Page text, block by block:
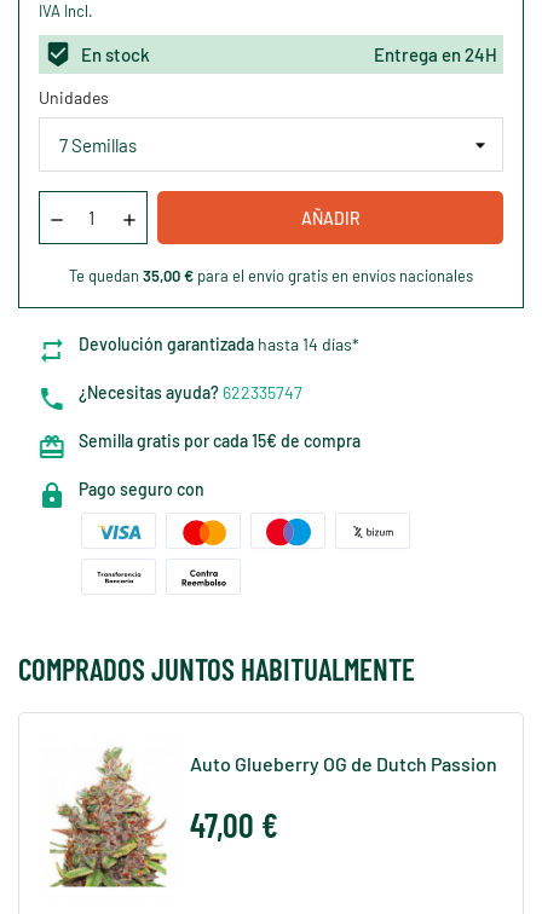
IVA Incl.
En stock Entrega en 24H
Unidades
AÑADIR
Te quedan 35,00 € para el envío gratis en envíos nacionales
Devolución garantizada hasta 14 días*
¿Necesitas ayuda?622335747
Semilla gratis por cada 15€ de compra
Pago seguro con
COMPRADOS JUNTOS HABITUALMENTE
Auto Glueberry OG de Dutch Passion
47,00 €